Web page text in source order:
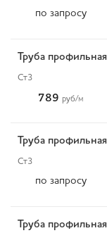
по запросу
Труба
Ст3
789 руб/м
Труба
Ст3
по запросу
Труба